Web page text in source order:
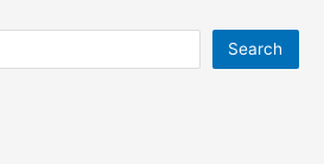
Search